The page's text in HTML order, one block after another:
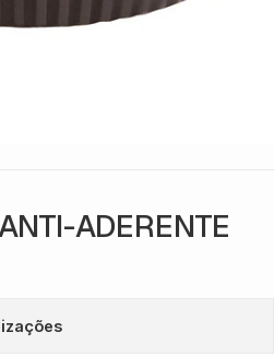
ADERENTE